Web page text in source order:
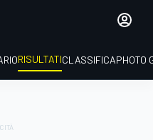
RISULTATICLASSIFICAPHOTO